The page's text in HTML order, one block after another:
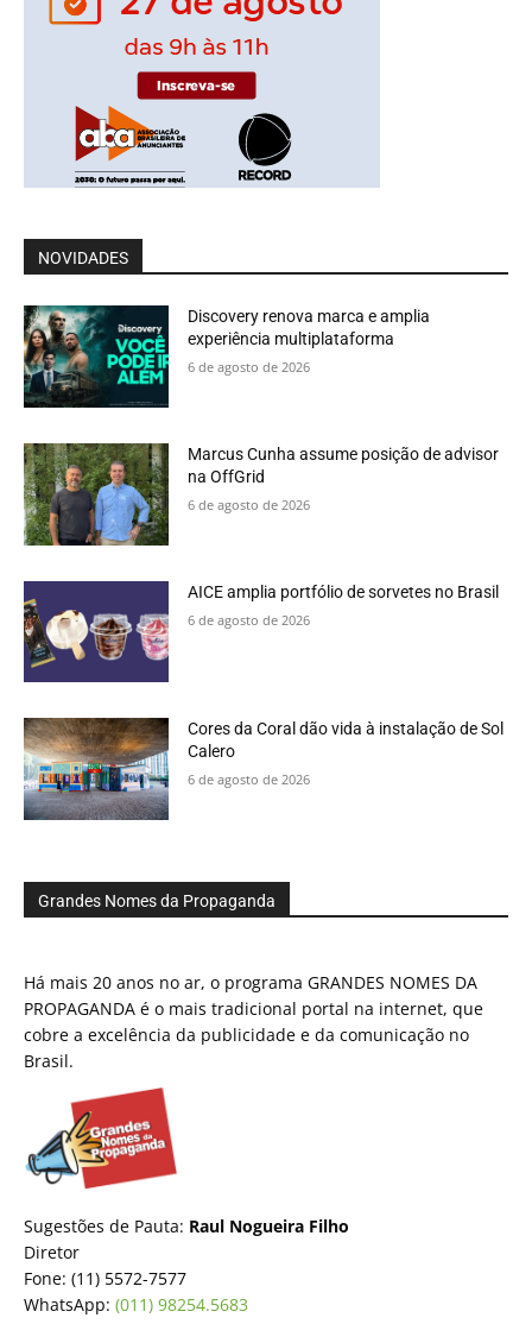
NOVIDADES
Discovery renova marca e amplia
experiência multiplataforma
6 de agosto de 2026
Marcus Cunha assume posição de advisor
na OffGrid
6 de agosto de 2026
AICE amplia portfólio de sorvetes no Brasil
6 de agosto de 2026
Cores da Coral dão vida à instalação de Sol
Calero
6 de agosto de 2026
Grandes Nomes da Propaganda
Há mais 20 anos no ar, o programa GRANDES NOMES DA
PROPAGANDA é o mais tradicional portal na internet, que
cobre a excelência da publicidade e da comunicação no
Brasil.
Sugestões de Pauta: Raul Nogueira Filho
Diretor
Fone: (11) 5572-7577
WhatsApp: (011) 98254.5683